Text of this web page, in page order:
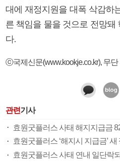
대에 재정지원을 대폭 삭감하
른 책임을 물을 것으로 전망돼
다.
ⓒ국제신문(www.kookje.co.kr), 무
관련기사
효원굿플러스 사태 해지지급금
효원굿플러스 ‘해지시 지급금’ 새
효원굿플러스 사태 연내 일단락